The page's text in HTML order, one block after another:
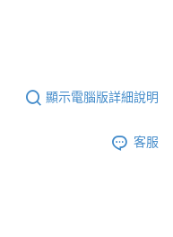
顯示電腦版詳細說明
客服